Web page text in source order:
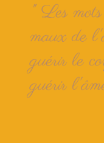
" Les
maux de
guérir le
guérir